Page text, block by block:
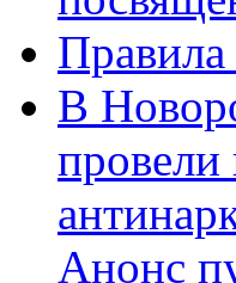
Правила
В
провели
Анонс